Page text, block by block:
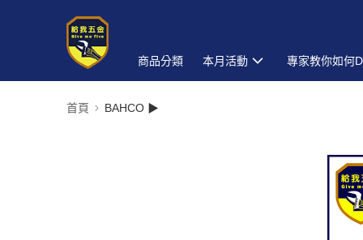
商品分類 本月活動 專家教你如何
首頁 BAHCO ▶